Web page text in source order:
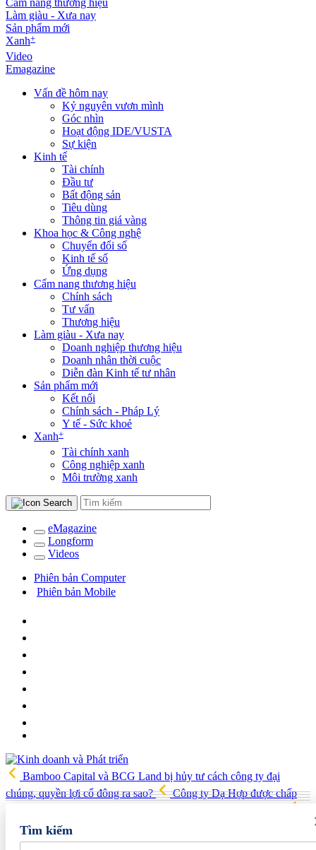
Cẩm nang thương hiệu
Làm giàu - Xưa nay
Sản phẩm mới
Xanh+
Video
Emagazine
Vấn đề hôm nay
Kỷ nguyên vươn mình
Góc nhìn
Hoạt động IDE/VUSTA
Sự kiện
Kinh tế
Tài chính
Đầu tư
Bất động sản
Tiêu dùng
Thông tin giá vàng
Khoa học & Công nghệ
Chuyển đổi số
Kinh tế số
Ứng dụng
Cẩm nang thương hiệu
Chính sách
Tư vấn
Thương hiệu
Làm giàu - Xưa nay
Doanh nghiệp thương hiệu
Doanh nhân thời cuộc
Diễn đàn Kinh tế tư nhân
Sản phẩm mới
Kết nối
Chính sách - Pháp Lý
Y tế - Sức khoẻ
Xanh+
Tài chính xanh
Công nghiệp xanh
Môi trường xanh
eMagazine
Longform
Videos
Phiên bản Computer
Phiên bản Mobile
Bamboo Capital và BCG Land bị hủy tư cách công ty đại
chúng, quyền lợi cổ đông ra sao?
Công ty Dạ Hợp được chấp
Gia đình Chủ tịch DIC Corp tiếp tục bị bán giải chấp hơn 8 triệu cổ
phiếu, doanh nghiệp mới hoàn thành khoảng 1/4 kế hoạch năm
Tìm kiếm